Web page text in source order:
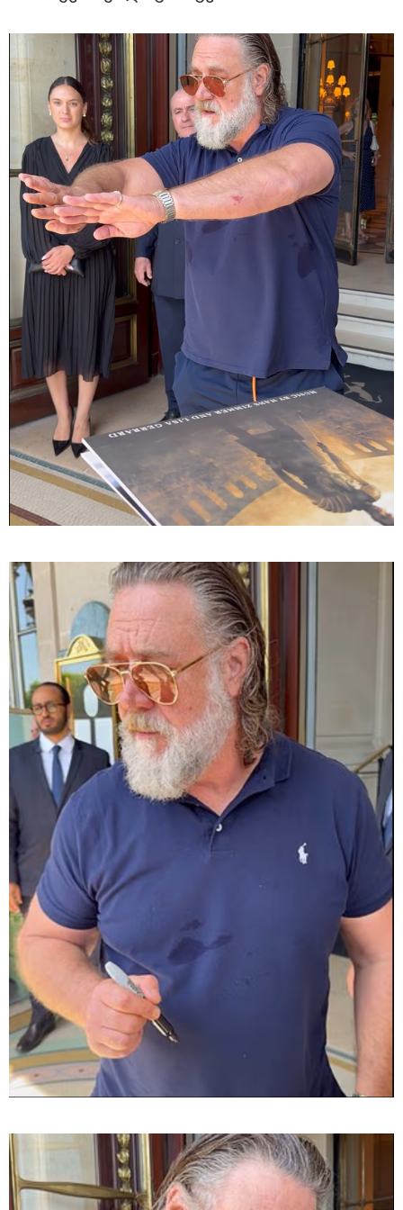
11:08 / 06-08-2026
"დააკავეს არასრულწლოვანი, რომელმაც
სოცქსელებიდან ჩამოტვირთულ არასრულწლოვანთა
ფოტოები დაამონტაჟა, მიანიჭა პორნოგრაფიული
იერსახე და გაავრცელა" - შსს
08:44 / 06-08-2026
"მიტროპოლიტი გერასიმე სამღვდელოებასთან
ერთად იმყოფებოდა ლანა ლატარიას სახლში და
გარდაცვლილის სულის საოხად პანაშვიდი
აღავლინა" - საპატრიარქო
13:52 / 06-08-2026
4 წლით პატიმრობა მიესაჯა
სანიტარს, რომელმაც შვილი
ბათუმში, კლინიკის
საპირფარეშოში გააჩინა,
შემდეგ კი დაზიანებები მიაყენა
11:16 / 06-08-2026
ცნობილი ხდება, რომ
მოსკოვში, რესტორანში
მომხდარ აფეთქებას რუსი
გენერალი ემსხვერპლა -
კურიერის მიერ მიტანილი
"საჩუქარი" და ჩაშლილი
წვეულება: ახალი დეტალები
70 წელზე მეტი ხნის შემდეგ
ველურ ბუნებაში გაუშვეს -
ქვეყნდება კადრები
უსაფრთხოების ეროვნული
სტრატეგია, რომელიც საგზაო
შემთხვევების შედეგად
დაშავებულთა და დაღუპულთა
შემცირებას ითვალისწინებს -
თბილისი - ანტალია 849.20
ლარიდან